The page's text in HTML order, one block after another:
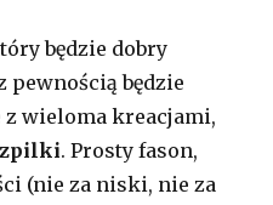
będzie dobry
pewnością będzie
z wieloma kreacjami,
. Prosty fason,
(nie za niski, nie za